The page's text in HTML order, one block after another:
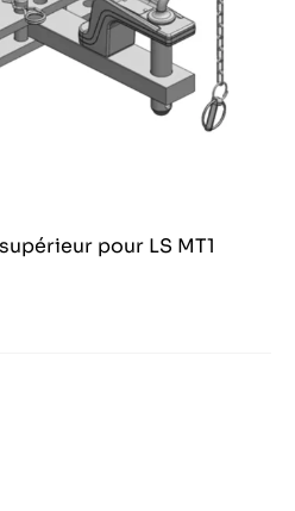
pour LS MT1